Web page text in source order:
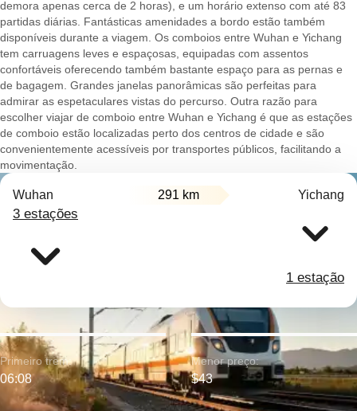
demora apenas cerca de 2 horas), e um horário extenso com até 83
partidas diárias. Fantásticas amenidades a bordo estão também
disponíveis durante a viagem. Os comboios entre Wuhan e Yichang
tem carruagens leves e espaçosas, equipadas com assentos
confortáveis oferecendo também bastante espaço para as pernas e
de bagagem. Grandes janelas panorâmicas são perfeitas para
admirar as espetaculares vistas do percurso. Outra razão para
escolher viajar de comboio entre Wuhan e Yichang é que as estações
de comboio estão localizadas perto dos centros de cidade e são
convenientemente acessíveis por transportes públicos, facilitando a
movimentação.
Wuhan 291 km Yichang
3 estações
1 estação
Primeiro trem:
06:08
Menor preço:
$43